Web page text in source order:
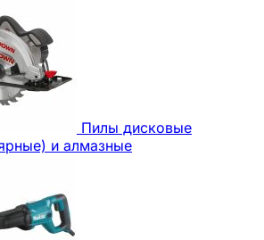
Пилы дисковые
и алмазные